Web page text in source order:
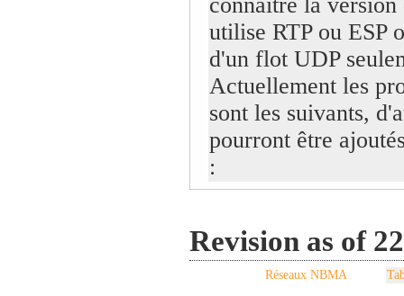
utilise RTP ou ESP
d'un flot UDP
Actuellement les
sont les suivants,
pourront être
:
Revision as of
Réseaux NBMA